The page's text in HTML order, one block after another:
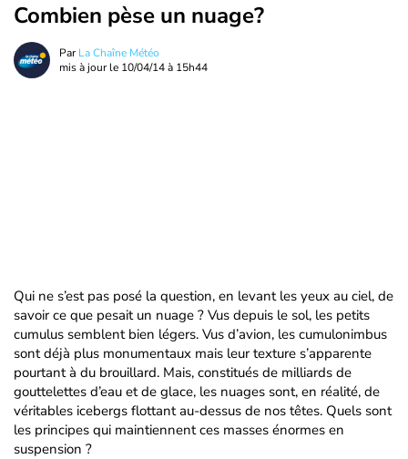
Combien pèse un nuage?
ParLa Chaîne Météo
mis à jour le 10/04/14 à 15h44
Qui ne s’est pas posé la question, en levant les yeux au ciel, de
savoir ce que pesait un nuage ? Vus depuis le sol, les petits
cumulus semblent bien légers. Vus d’avion, les cumulonimbus
sont déjà plus monumentaux mais leur texture s’apparente
pourtant à du brouillard. Mais, constitués de milliards de
gouttelettes d’eau et de glace, les nuages sont, en réalité, de
véritables icebergs flottant au-dessus de nos têtes. Quels sont
les principes qui maintiennent ces masses énormes en
suspension ?